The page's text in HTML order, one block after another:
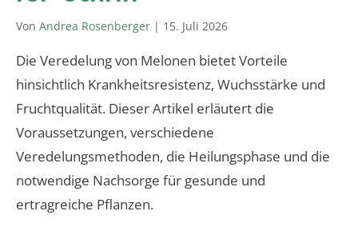
Von Andrea Rosenberger | 15. Juli 2026
Die Veredelung von Melonen bietet Vorteile
hinsichtlich Krankheitsresistenz, Wuchsstärke und
Fruchtqualität. Dieser Artikel erläutert die
Voraussetzungen, verschiedene
Veredelungsmethoden, die Heilungsphase und die
notwendige Nachsorge für gesunde und
ertragreiche Pflanzen.